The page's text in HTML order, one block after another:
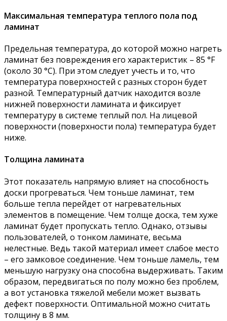
Максимальная температура теплого пола под
ламинат
Предельная температура, до которой можно нагреть
ламинат без повреждения его характеристик – 85 °F
(около 30 °С). При этом следует учесть и то, что
температура поверхностей с разных сторон будет
разной. Температурный датчик находится возле
нижней поверхности ламината и фиксирует
температуру в системе теплый пол. На лицевой
поверхности (поверхности пола) температура будет
ниже.
Толщина ламината
Этот показатель напрямую влияет на способность
доски прогреваться. Чем тоньше ламинат, тем
больше тепла перейдет от нагревательных
элементов в помещение. Чем толще доска, тем хуже
ламинат будет пропускать тепло. Однако, отзывы
пользователей, о тонком ламинате, весьма
нелестные. Ведь такой материал имеет слабое место
– его замковое соединение. Чем тоньше ламель, тем
меньшую нагрузку она способна выдерживать. Таким
образом, передвигаться по полу можно без проблем,
а вот установка тяжелой мебели может вызвать
дефект поверхности. Оптимальной можно считать
толщину в 8 мм.